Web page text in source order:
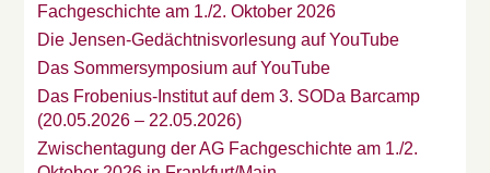
Fachgeschichte am 1./2. Oktober 2026
Die Jensen-Gedächtnisvorlesung auf YouTube
Das Sommersymposium auf YouTube
Das Frobenius-Institut auf dem 3. SODa Barcamp
(20.05.2026 – 22.05.2026)
Zwischentagung der AG Fachgeschichte am 1./2.